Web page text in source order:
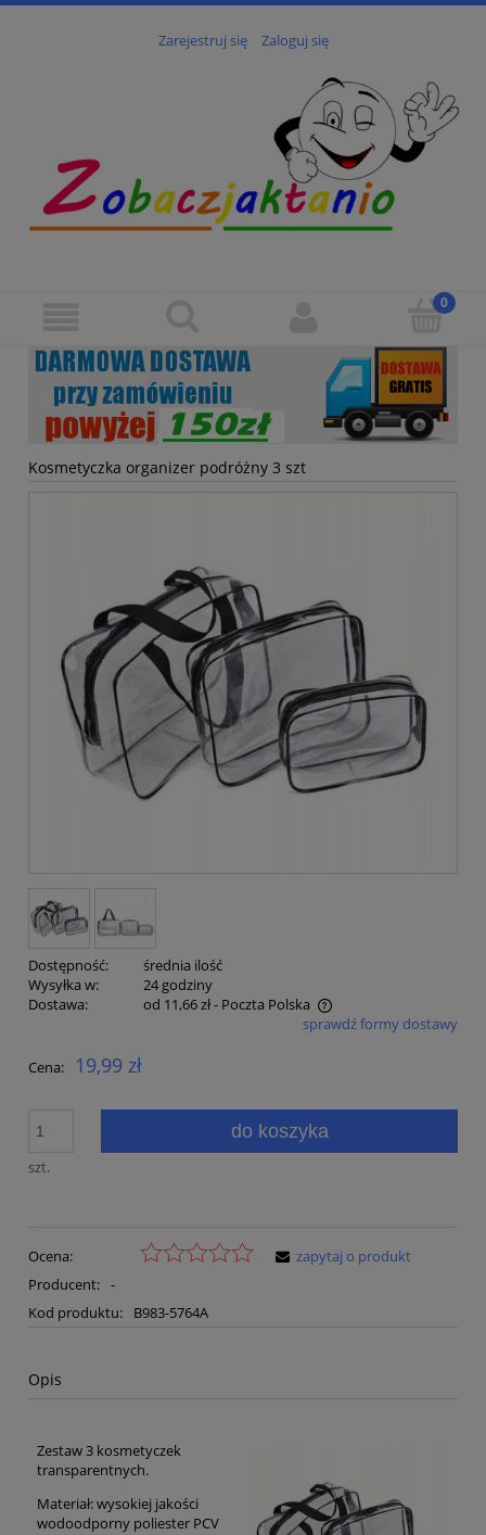
Zarejestruj się Zaloguj się
Kosmetyczka organizer podróżny 3 szt
Dostępność:
średnia ilość
Wysyłka w:
24 godziny
Dostawa:
od 11,66 zł- Poczta Polska
Cena nie zawiera ewentualnych kosztów płatnościsprawdź formy dostawy
Cena: 19,99 zł
szt.
do koszyka
Ocena:
Producent: -
Kod produktu:
B983-5764A
zapytaj o produkt
Opis
Zestaw 3 kosmetyczek
transparentnych.
Materiał: wysokiej jakości
wodoodporny poliester PCV